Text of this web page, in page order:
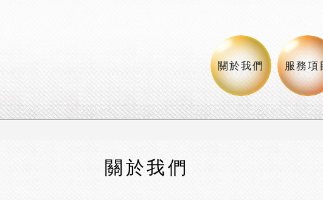
關於我們 服務項
關於我們